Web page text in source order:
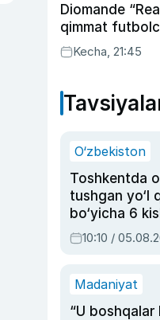
Diomande
qimmat
Kecha, 21:45
O‘zbekiston
Toshkentda
tushgan yo‘l
bo‘yicha 6
hukmi o‘qildi
10:10 /
Madaniyat
“U